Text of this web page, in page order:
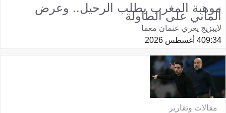
موهبة المغرب يطلب الرحيل.. وعرض
ألماني على الطاولة
لايبزيج يغري عثمان معما
09:344 أغسطس 2026
مقالات وتقارير